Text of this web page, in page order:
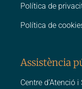
Política de
Política de
Assistència
Centre d’Atenció